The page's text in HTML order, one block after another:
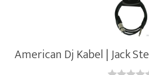
American Dj Kabel | Jack